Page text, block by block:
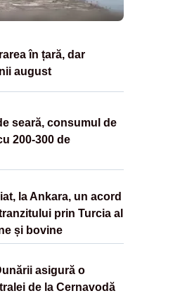
în țară, dar
august
seară, consumul de
200-300 de
la Ankara, un acord
prin Turcia al
și bovine
asigură o
de la Cernavodă